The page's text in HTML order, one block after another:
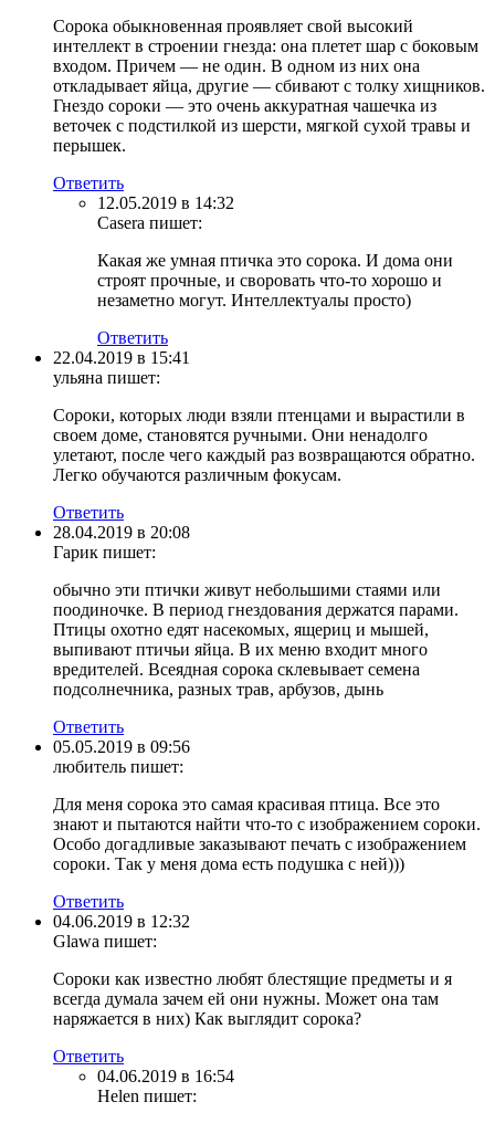
Сорока обыкновенная проявляет свой высокий
интеллект в строении гнезда: она плетет шар с боковым
входом. Причем — не один. В одном из них она
откладывает яйца, другие — сбивают с толку хищников.
Гнездо сороки — это очень аккуратная чашечка из
веточек с подстилкой из шерсти, мягкой сухой травы и
перышек.
Ответить
12.05.2019 в 14:32
Casera пишет:
Какая же умная птичка это сорока. И дома они
строят прочные, и своровать что-то хорошо и
незаметно могут. Интеллектуалы просто)
Ответить
22.04.2019 в 15:41
ульяна пишет:
Сороки, которых люди взяли птенцами и вырастили в
своем доме, становятся ручными. Они ненадолго
улетают, после чего каждый раз возвращаются обратно.
Легко обучаются различным фокусам.
Ответить
28.04.2019 в 20:08
Гарик пишет:
обычно эти птички живут небольшими стаями или
поодиночке. В период гнездования держатся парами.
Птицы охотно едят насекомых, ящериц и мышей,
выпивают птичьи яйца. В их меню входит много
вредителей. Всеядная сорока склевывает семена
подсолнечника, разных трав, арбузов, дынь
Ответить
05.05.2019 в 09:56
любитель пишет:
Для меня сорока это самая красивая птица. Все это
знают и пытаются найти что-то с изображением сороки.
Особо догадливые заказывают печать с изображением
сороки. Так у меня дома есть подушка с ней)))
Ответить
04.06.2019 в 12:32
Glawa пишет:
Сороки как известно любят блестящие предметы и я
всегда думала зачем ей они нужны. Может она там
наряжается в них) Как выглядит сорока?
Ответить
04.06.2019 в 16:54
Helen пишет: